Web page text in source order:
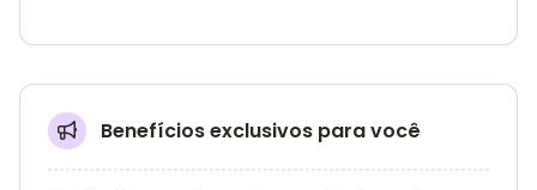
Benefícios exclusivos para você